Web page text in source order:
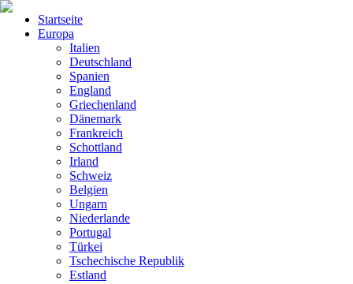
Startseite
Europa
Italien
Deutschland
Spanien
England
Griechenland
Dänemark
Frankreich
Schottland
Irland
Schweiz
Belgien
Ungarn
Niederlande
Portugal
Türkei
Tschechische Republik
Estland